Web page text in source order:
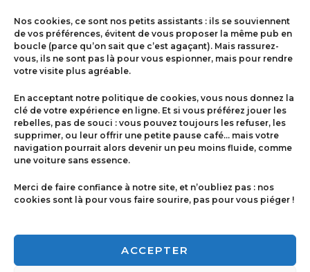
Nos cookies, ce sont nos petits assistants : ils se souviennent
de vos préférences, évitent de vous proposer la même pub en
boucle (parce qu’on sait que c’est agaçant). Mais rassurez-
vous, ils ne sont pas là pour vous espionner, mais pour rendre
votre visite plus agréable.
En acceptant notre politique de cookies, vous nous donnez la
clé de votre expérience en ligne. Et si vous préférez jouer les
rebelles, pas de souci : vous pouvez toujours les refuser, les
supprimer, ou leur offrir une petite pause café… mais votre
navigation pourrait alors devenir un peu moins fluide, comme
une voiture sans essence.
Merci de faire confiance à notre site, et n’oubliez pas : nos
cookies sont là pour vous faire sourire, pas pour vous piéger !
ACCEPTER
Contact
Politique de cookies